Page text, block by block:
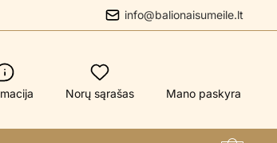
info@balionaisumeile.lt
Norų sąrašas Mano paskyra